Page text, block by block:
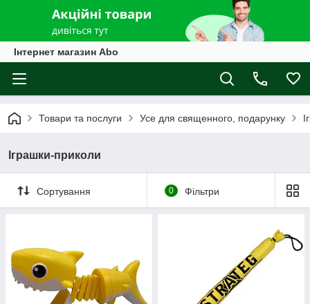
Інтернет магазин Abo
Товари та послуги Усе для священного, подарунку
Іграшки-приколи
Сортування 0 Фільтри